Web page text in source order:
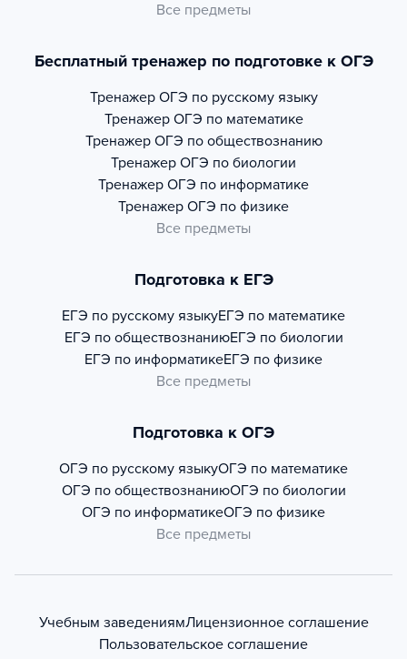
Все предметы
Бесплатный тренажер по подготовке к ОГЭ
Тренажер ОГЭ по русскому языку
Тренажер ОГЭ по математике
Тренажер ОГЭ по обществознанию
Тренажер ОГЭ по биологии
Тренажер ОГЭ по информатике
Тренажер ОГЭ по физике
Все предметы
Подготовка к ЕГЭ
ЕГЭ по русскому языкуЕГЭ по математике
ЕГЭ по обществознаниюЕГЭ по биологии
ЕГЭ по информатикеЕГЭ по физике
Все предметы
Подготовка к ОГЭ
ОГЭ по русскому языкуОГЭ по математике
ОГЭ по обществознаниюОГЭ по биологии
ОГЭ по информатикеОГЭ по физике
Все предметы
Учебным заведениямЛицензионное соглашение
Пользовательское соглашение